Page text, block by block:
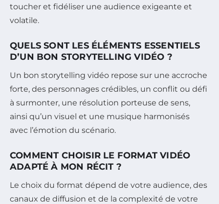
toucher et fidéliser une audience exigeante et
volatile.
QUELS SONT LES ÉLÉMENTS ESSENTIELS
D’UN BON STORYTELLING VIDÉO ?
Un bon storytelling vidéo repose sur une accroche
forte, des personnages crédibles, un conflit ou défi
à surmonter, une résolution porteuse de sens,
ainsi qu’un visuel et une musique harmonisés
avec l’émotion du scénario.
COMMENT CHOISIR LE FORMAT VIDÉO
ADAPTÉ À MON RÉCIT ?
Le choix du format dépend de votre audience, des
canaux de diffusion et de la complexité de votre